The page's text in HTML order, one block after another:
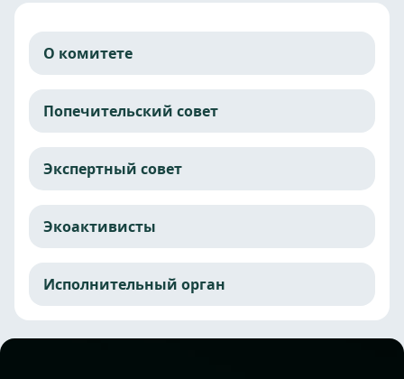
О комитете
Попечительский совет
Экспертный совет
Экоактивисты
Исполнительный орган